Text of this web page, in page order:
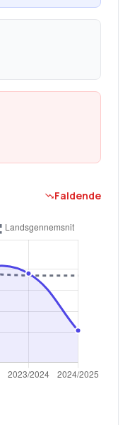
Faldende